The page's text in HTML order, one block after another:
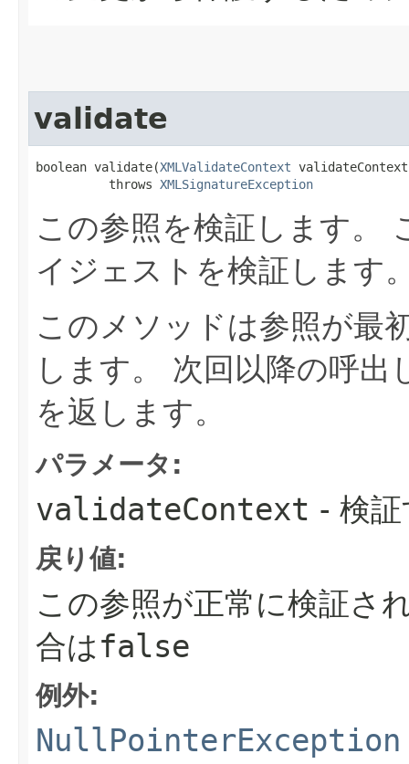
validate
boolean validate​(XMLValidateContext
          throws
XMLSignatureException
この参照を検証します。
イジェストを検証します
このメソッドは参照が最
します。
次回以降の呼出
を返します。
パラメータ:
validateContext - 検
戻り値:
この参照が正常に検証さ
合はfalse
例外:
NullPointerException